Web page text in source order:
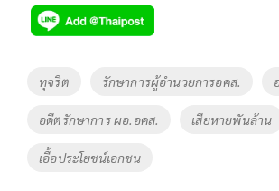
e
b
o
o
k
tt
er
p
y
Li
k
Tags
ทุจริต รักษาการผู้อำนวยการอคส.
อดีตรักษาการ ผอ.อคส. เสียหายพันล้าน
เอื้อประโยชน์เอกชน